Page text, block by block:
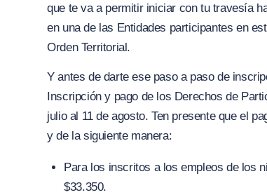
que te va a permitir iniciar con tu travesía
en una de las Entidades participantes en
Orden Territorial.
Y antes de darte ese paso a paso de
Inscripción y pago de los Derechos de
julio al 11 de agosto. Ten presente que el
y de la siguiente manera:
Para los inscritos a los empleos de los
$33.350.